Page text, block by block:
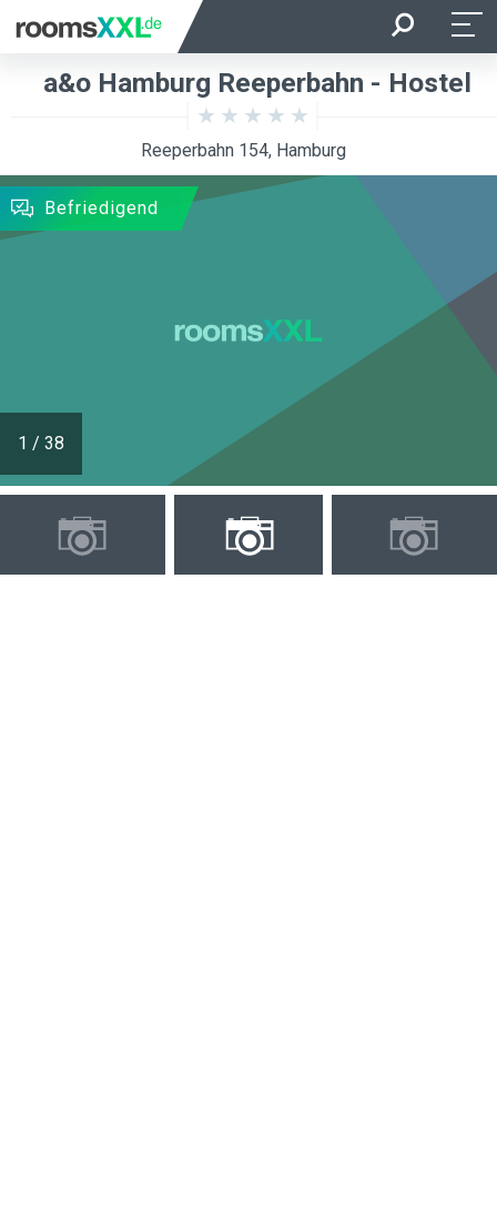
Belegung je Zimmer Zimmer
SUCHEN
a&o Hamburg Reeperbahn - Hostel
Reeperbahn 154, Hamburg
1 / 38
Befriedigend